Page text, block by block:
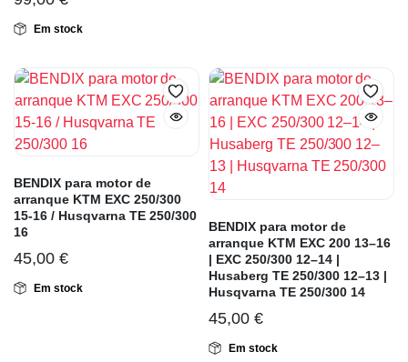
Em stock
BENDIX para motor de
arranque KTM EXC 250/300
15-16 / Husqvarna TE 250/300
16
45,00 €
Em stock
BENDIX para motor de
arranque KTM EXC 200 13–16
| EXC 250/300 12–14 |
Husaberg TE 250/300 12–13 |
Husqvarna TE 250/300 14
45,00 €
Em stock